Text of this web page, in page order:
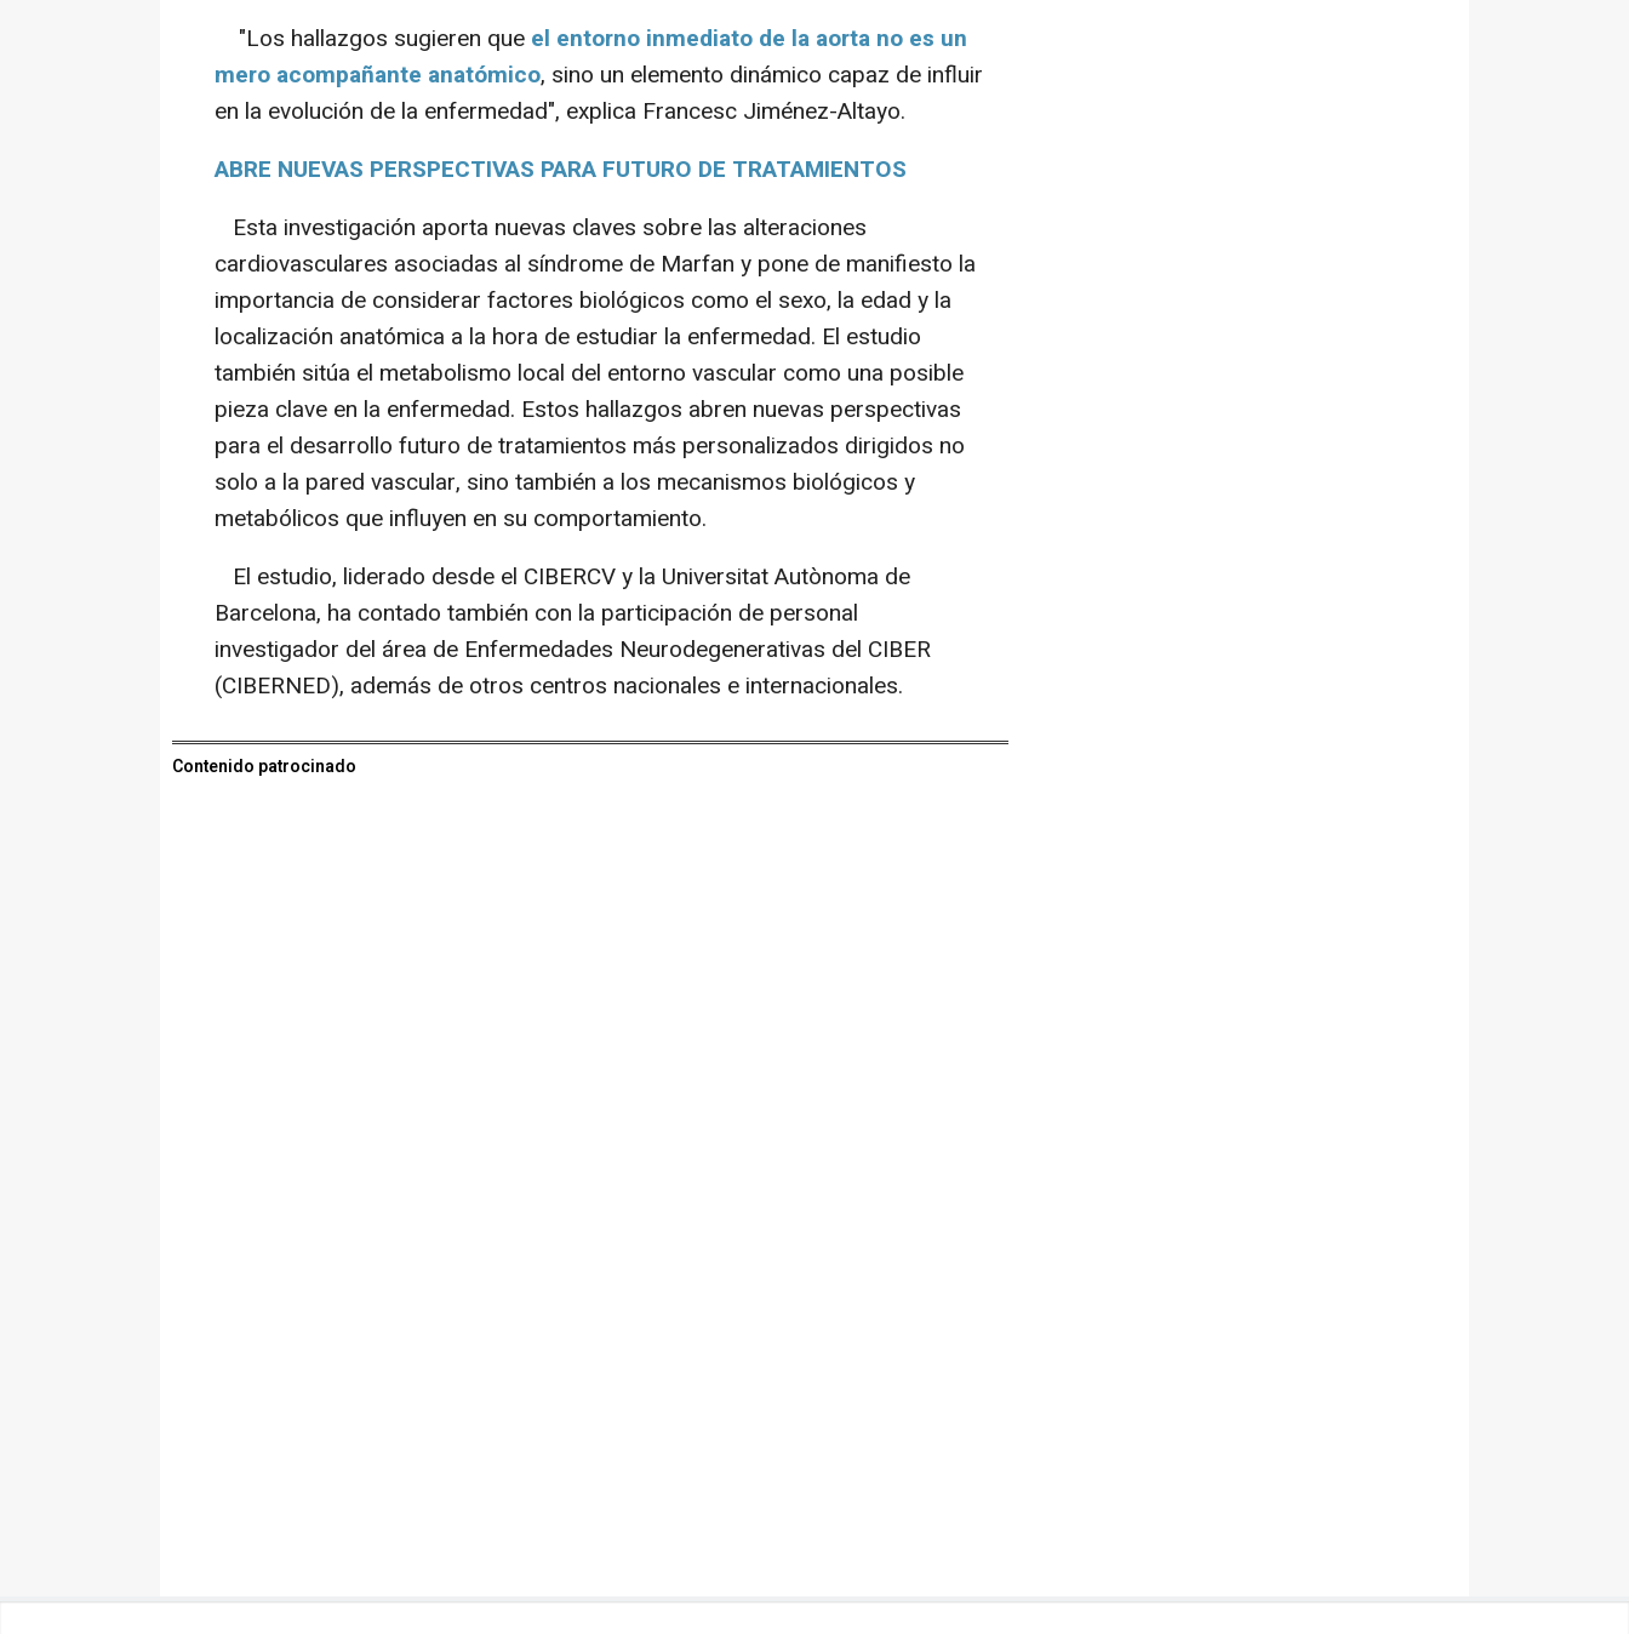
"Los hallazgos sugieren que el entorno inmediato de la aorta no es un
mero acompañante anatómico, sino un elemento dinámico capaz de influir
en la evolución de la enfermedad", explica Francesc Jiménez-Altayo.
ABRE NUEVAS PERSPECTIVAS PARA FUTURO DE TRATAMIENTOS
Esta investigación aporta nuevas claves sobre las alteraciones
cardiovasculares asociadas al síndrome de Marfan y pone de manifiesto la
importancia de considerar factores biológicos como el sexo, la edad y la
localización anatómica a la hora de estudiar la enfermedad. El estudio
también sitúa el metabolismo local del entorno vascular como una posible
pieza clave en la enfermedad. Estos hallazgos abren nuevas perspectivas
para el desarrollo futuro de tratamientos más personalizados dirigidos no
solo a la pared vascular, sino también a los mecanismos biológicos y
metabólicos que influyen en su comportamiento.
El estudio, liderado desde el CIBERCV y la Universitat Autònoma de
Barcelona, ha contado también con la participación de personal
investigador del área de Enfermedades Neurodegenerativas del CIBER
(CIBERNED), además de otros centros nacionales e internacionales.
Contenido patrocinado